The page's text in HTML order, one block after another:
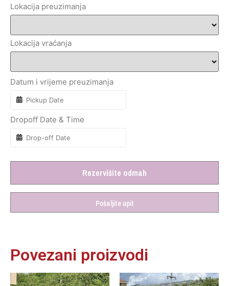
Lokacija preuzimanja
Lokacija vraćanja
Datum i vrijeme preuzimanja
Dropoff Date & Time
Rezervišite odmah
Pošaljite upit
Povezani proizvodi